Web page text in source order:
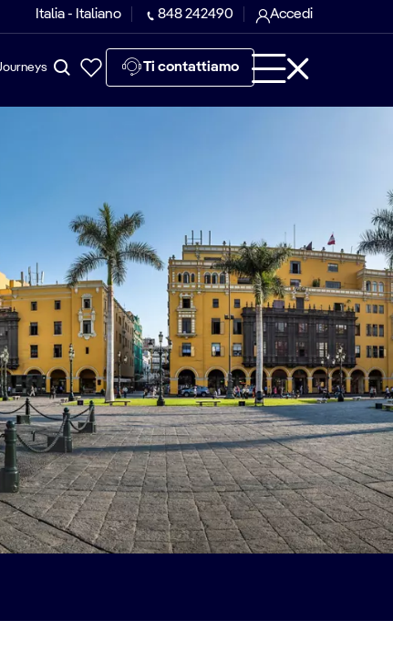
Italia - Italiano 848 242490 Accedi
Ti contattiamo